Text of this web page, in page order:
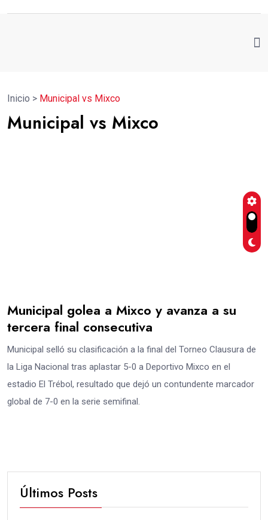
Inicio > Municipal vs Mixco
Municipal vs Mixco
Municipal golea a Mixco y avanza a su
tercera final consecutiva
Municipal selló su clasificación a la final del Torneo Clausura de
la Liga Nacional tras aplastar 5-0 a Deportivo Mixco en el
estadio El Trébol, resultado que dejó un contundente marcador
global de 7-0 en la serie semifinal.
Últimos Posts